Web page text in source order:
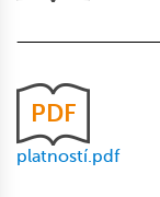
PDF
platností.pdf